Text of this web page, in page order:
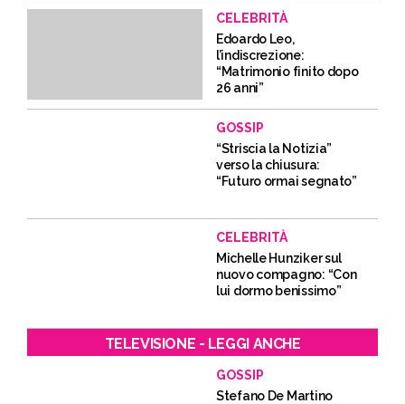
CELEBRITÀ
Edoardo Leo,
l’indiscrezione:
“Matrimonio finito dopo
26 anni”
GOSSIP
“Striscia la Notizia”
verso la chiusura:
“Futuro ormai segnato”
CELEBRITÀ
Michelle Hunziker sul
nuovo compagno: “Con
lui dormo benissimo”
TELEVISIONE - LEGGI ANCHE
GOSSIP
Stefano De Martino